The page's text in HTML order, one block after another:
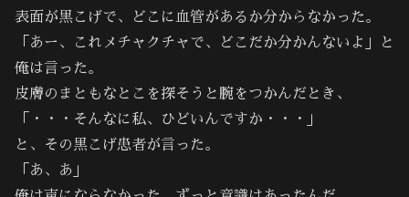
表面が黒こげで、どこに血管があるか分からなかった。
「あー、これメチャクチャで、どこだか分かんないよ」と
俺は言った。
皮膚のまともなとこを探そうと腕をつかんだとき、
「・・・そんなに私、ひどいんですか・・・」
と、その黒こげ患者が言った。
「あ、あ」